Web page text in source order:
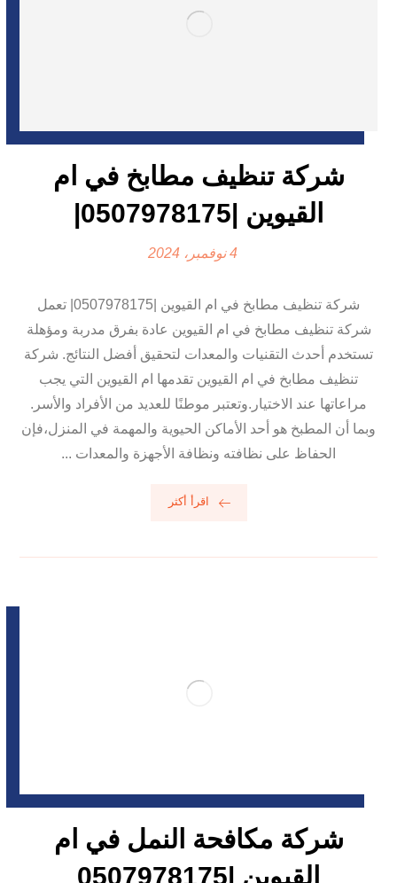
شركة تنظيف مطابخ في ام
القيوين |0507978175|
4 نوفمبر، 2024
شركة تنظيف مطابخ في ام القيوين |0507978175| تعمل
شركة تنظيف مطابخ في ام القيوين عادة بفرق مدربة ومؤهلة
تستخدم أحدث التقنيات والمعدات لتحقيق أفضل النتائج. شركة
تنظيف مطابخ في ام القيوين تقدمها ام القيوين التي يجب
مراعاتها عند الاختيار.وتعتبر موطنًا للعديد من الأفراد والأسر.
وبما أن المطبخ هو أحد الأماكن الحيوية والمهمة في المنزل،فإن
الحفاظ على نظافته ونظافة الأجهزة والمعدات ...
اقرأ أكثر
شركة مكافحة النمل في ام
القيوين |0507978175